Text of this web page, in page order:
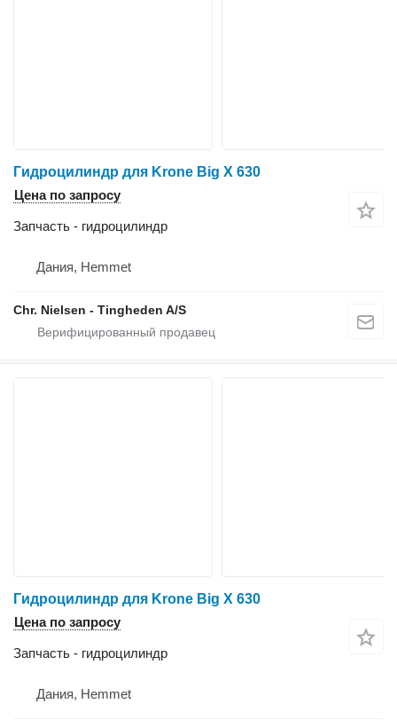
Гидроцилиндр для Krone Big X 630
Цена по запросу
Запчасть - гидроцилиндр
Дания, Hemmet
Chr. Nielsen - Tingheden A/S
Гидроцилиндр для Krone Big X 630
Цена по запросу
Запчасть - гидроцилиндр
Дания, Hemmet